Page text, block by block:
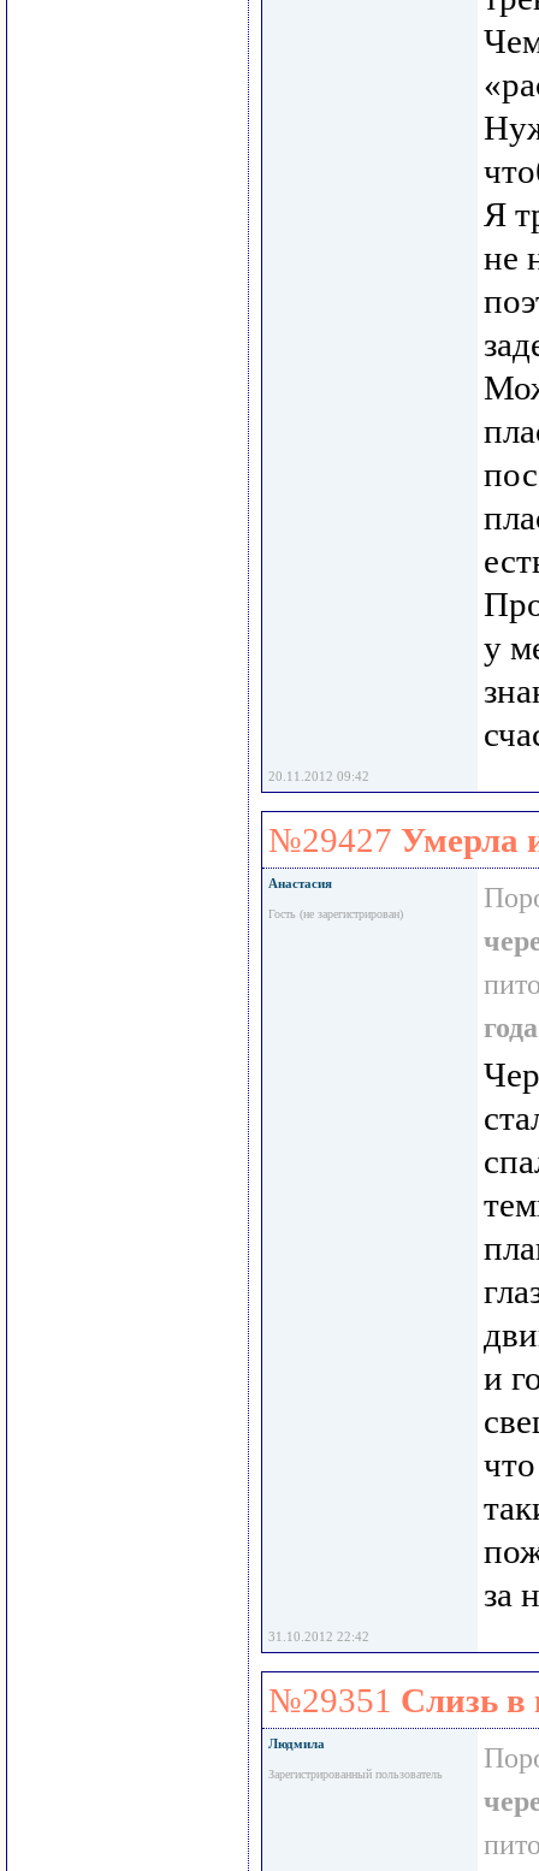
Я
не
у
20.11.2012 09:42
№29427 Умерла
Анастасия
Гость (не зарегистрирован)
года
и
за
31.10.2012 22:42
№29351 Слизь в
Людмила
Зарегистрированный пользователь